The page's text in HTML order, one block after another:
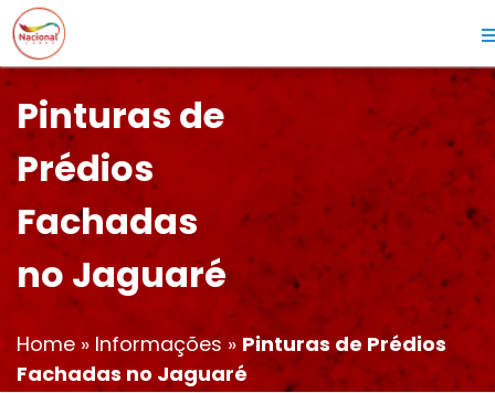
Pinturas de
Prédios
Fachadas
no Jaguaré
Home » Informações » Pinturas de Prédios
Fachadas no Jaguaré